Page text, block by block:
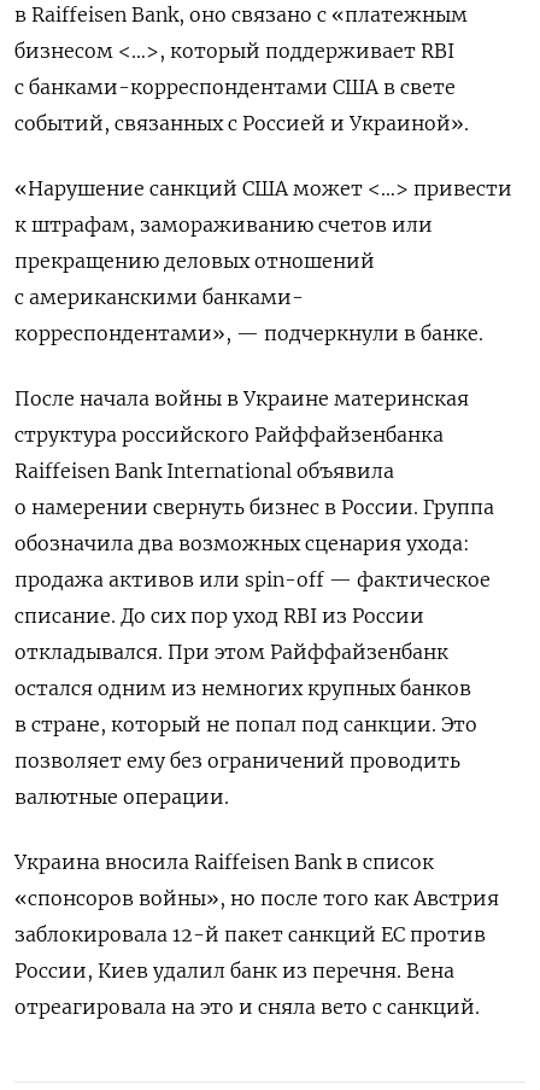
в Raiffeisen Bank, оно связано с «платежным
бизнесом <…>, который поддерживает RBI
с банками-корреспондентами США в свете
событий, связанных с Россией и Украиной».
«Нарушение санкций США может <…> привести
к штрафам, замораживанию счетов или
прекращению деловых отношений
с американскими банками-
корреспондентами», — подчеркнули в банке.
После начала войны в Украине материнская
структура российского Райффайзенбанка
Raiffeisen Bank International объявила
о намерении свернуть бизнес в России. Группа
обозначила два возможных сценария ухода:
продажа активов или spin-off — фактическое
списание. До сих пор уход RBI из России
откладывался. При этом Райффайзенбанк
остался одним из немногих крупных банков
в стране, который не попал под санкции. Это
позволяет ему без ограничений проводить
валютные операции.
Украина вносила Raiffeisen Bank в список
«спонсоров войны», но после того как Австрия
заблокировала 12-й пакет санкций ЕС против
России, Киев удалил банк из перечня. Вена
отреагировала на это и сняла вето с санкций.